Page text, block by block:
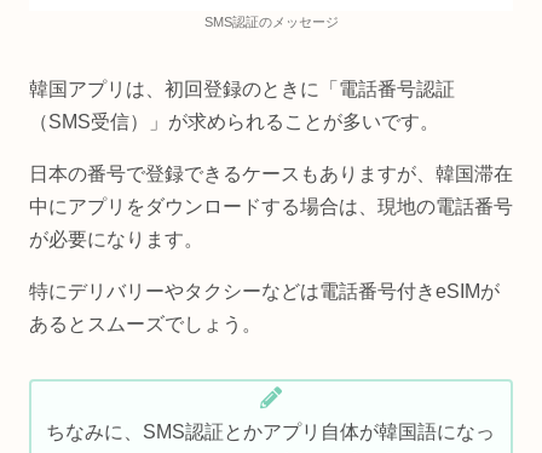
SMS認証のメッセージ
韓国アプリは、初回登録のときに「電話番号認証
（SMS受信）」が求められることが多いです。
日本の番号で登録できるケースもありますが、韓国滞在
中にアプリをダウンロードする場合は、現地の電話番号
が必要になります。
特にデリバリーやタクシーなどは電話番号付きeSIMが
あるとスムーズでしょう。
ちなみに、SMS認証とかアプリ自体が韓国語になっ